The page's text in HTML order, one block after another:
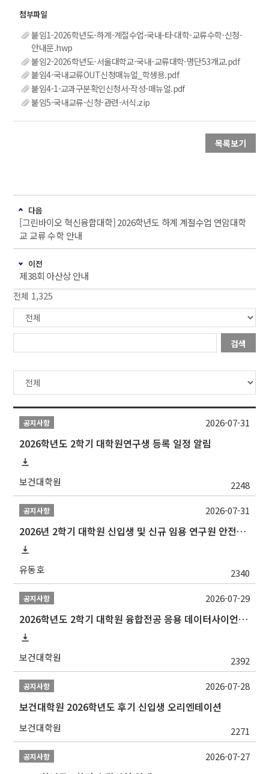
붙임1-2026학년도-하계-계절수업-국내-타-대학-교류수학-신청-
안내문.hwp
붙임2-2026학년도-서울대학교-국내-교류대학-명단53개교.pdf
붙임4-국내교류OUT신청매뉴얼_학생용.pdf
붙임4-1-교과구분확인신청서-작성-매뉴얼.pdf
붙임5-국내교류-신청-관련-서식.zip
목록보기
다음
[그린바이오 혁신융합대학] 2026학년도 하계 계절수업 연암대학
교 교류 수학 안내
이전
제38회 아산상 안내
전체 1,325
검색
공지사항
2026학년도 2학기 대학원연구생 등록 일정 알림
보건대학원 2248
2026-07-31
공지사항
2026년 2학기 대학원 신입생 및 신규 임용 연구원 안전환경교육(신규교육) 실시 안내
유동호 2340
2026-07-31
공지사항
2026학년도 2학기 대학원 융합전공 응용 데이터사이언스 선발 계획 알림
보건대학원 2392
2026-07-29
공지사항
보건대학원 2026학년도 후기 신입생 오리엔테이션
보건대학원 2271
2026-07-28
공지사항 2026-07-27